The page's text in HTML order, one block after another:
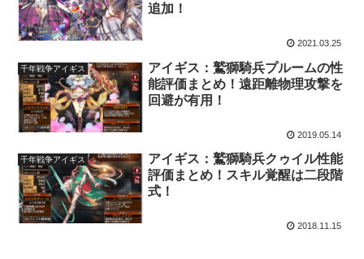
追加！
2021.03.25
千年戦争アイギス
アイギス：鷲獅騎兵プルームの性
能評価まとめ！遠距離物理攻撃を
回避が有用！
2019.05.14
千年戦争アイギス
アイギス：鷲獅騎兵クゥイル性能
評価まとめ！スキル覚醒は二段階
式！
2018.11.15